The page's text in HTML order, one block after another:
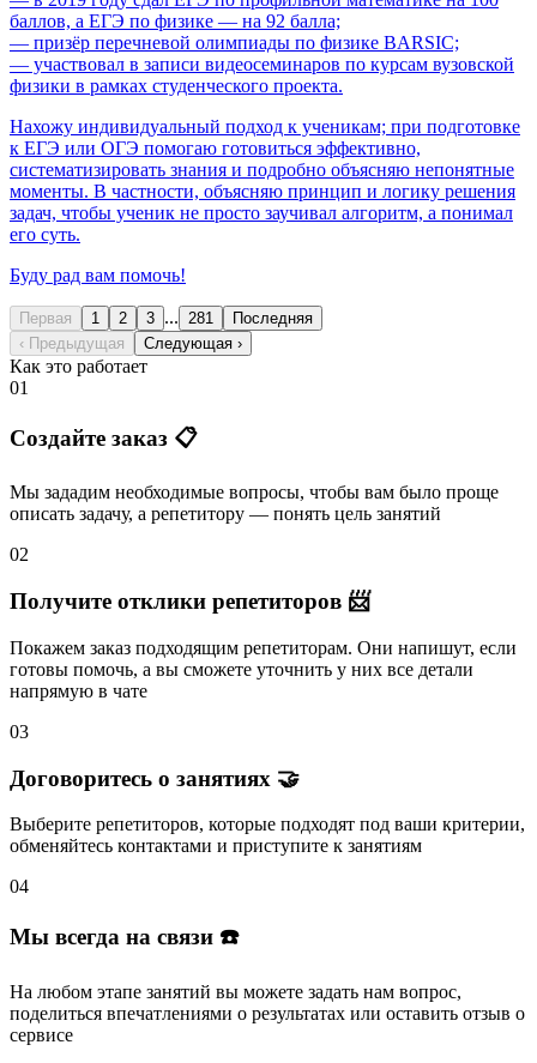
баллов, а ЕГЭ по физике — на 92 балла;
— призёр перечневой олимпиады по физике BARSIC;
— участвовал в записи видеосеминаров по курсам вузовской
физики в рамках студенческого проекта.
Нахожу индивидуальный подход к ученикам; при подготовке
к ЕГЭ или ОГЭ помогаю готовиться эффективно,
систематизировать знания и подробно объясняю непонятные
моменты. В частности, объясняю принцип и логику решения
задач, чтобы ученик не просто заучивал алгоритм, а понимал
его суть.
Буду рад вам помочь!
Первая 1 2 3 ... 281
Последняя
‹ Предыдущая
Следующая ›
Как это работает
01
Создайте заказ 📋
Мы зададим необходимые вопросы, чтобы вам было проще
описать задачу, а репетитору — понять цель занятий
02
Получите отклики репетиторов 📨
Покажем заказ подходящим репетиторам. Они напишут, если
готовы помочь, а вы сможете уточнить у них все детали
напрямую в чате
03
Договоритесь о занятиях 🤝
Выберите репетиторов, которые подходят под ваши критерии,
обменяйтесь контактами и приступите к занятиям
04
Мы всегда на связи ☎️
На любом этапе занятий вы можете задать нам вопрос,
поделиться впечатлениями о результатах или оставить отзыв о
сервисе